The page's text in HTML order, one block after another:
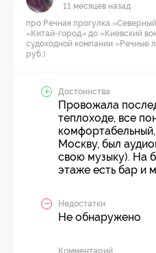
11 месяцев назад
про Речная прогулка
«Китай-город» до «Киевский
судоходной компании «Речные
руб.)
Достоинства
Провожала
теплоходе, все
Москву, был
свою музыку). На
этаже есть бар и
Недостатки
Не обнаружено
Комментарий